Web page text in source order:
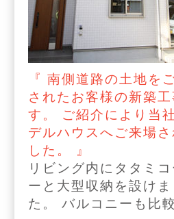
『 南側道路の土地を
されたお客様の新築工
す。 ご紹介により当
デルハウスへご来場さ
した。 』
リビング内にタタミコ
ーと大型収納を設けま
た。 バルコニーも比